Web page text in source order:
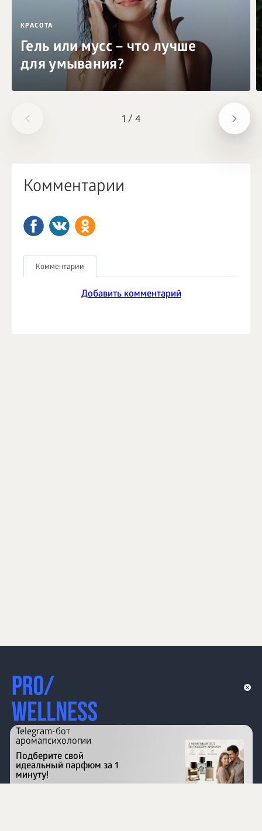
1 / 4
КРАСОТА
Гель или мусс – что лучше
для умывания?
Комментарии
Комментарии
Добавить комментарий
Перейти на сайт
Telegram-бот
аромапсихологии
Подберите свой
идеальный парфюм за 1
минуту!